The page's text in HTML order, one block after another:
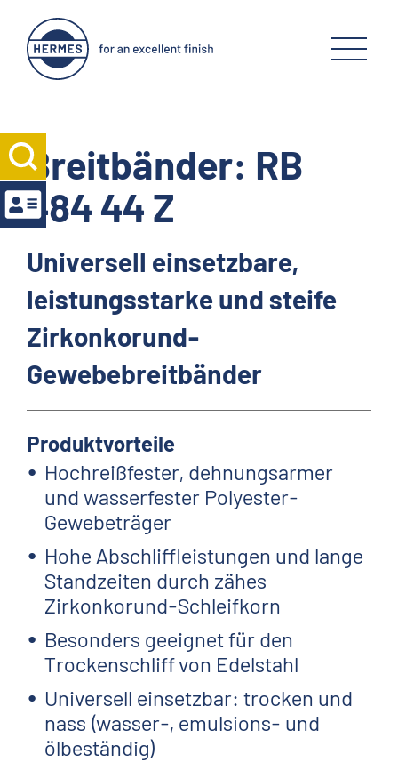
Breitbänder: RB
484 44 Z
Universell einsetzbare,
leistungsstarke und steife
Zirkonkorund-
Gewebebreitbänder
Produktvorteile
Hochreißfester, dehnungsarmer
und wasserfester Polyester-
Gewebeträger
Hohe Abschliffleistungen und lange
Standzeiten durch zähes
Zirkonkorund-Schleifkorn
Besonders geeignet für den
Trockenschliff von Edelstahl
Universell einsetzbar: trocken und
nass (wasser-, emulsions- und
ölbeständig)